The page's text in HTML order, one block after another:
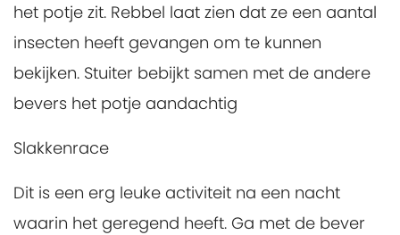
het potje zit. Rebbel laat zien dat ze een aantal
insecten heeft gevangen om te kunnen
bekijken. Stuiter bebijkt samen met de andere
bevers het potje aandachtig
Slakkenrace
Dit is een erg leuke activiteit na een nacht
waarin het geregend heeft. Ga met de bever